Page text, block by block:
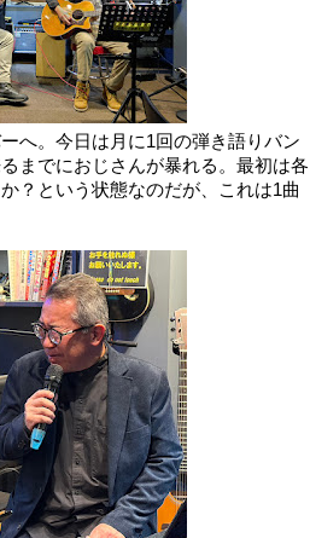
へ。今日は月に1回の弾き語りバン
までにおじさんが暴れる。最初は各
？という状態なのだが、これは1曲